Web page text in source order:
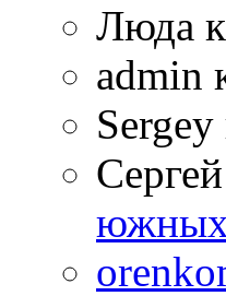
Люда
admin
Sergey